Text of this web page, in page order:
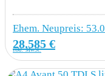
1XW
Ehem. Neupreis:
28.585 €
inkl. MwSt.